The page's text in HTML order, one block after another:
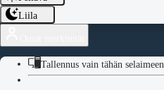
Liila
Tallennus vain tähän selaimeen